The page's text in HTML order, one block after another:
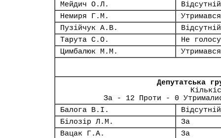
Мейдич О.Л.
Відсутній
Немиря Г.М.
Утримався
Пузійчук А.В.
Відсутній
Тарута С.О.
Не
Цимбалюк М.М.
Утримався
Депутатська
За - 12 Проти - 0
Балога В.І.
Відсутній
Білозір Л.М.
За
Вацак Г.А.
За